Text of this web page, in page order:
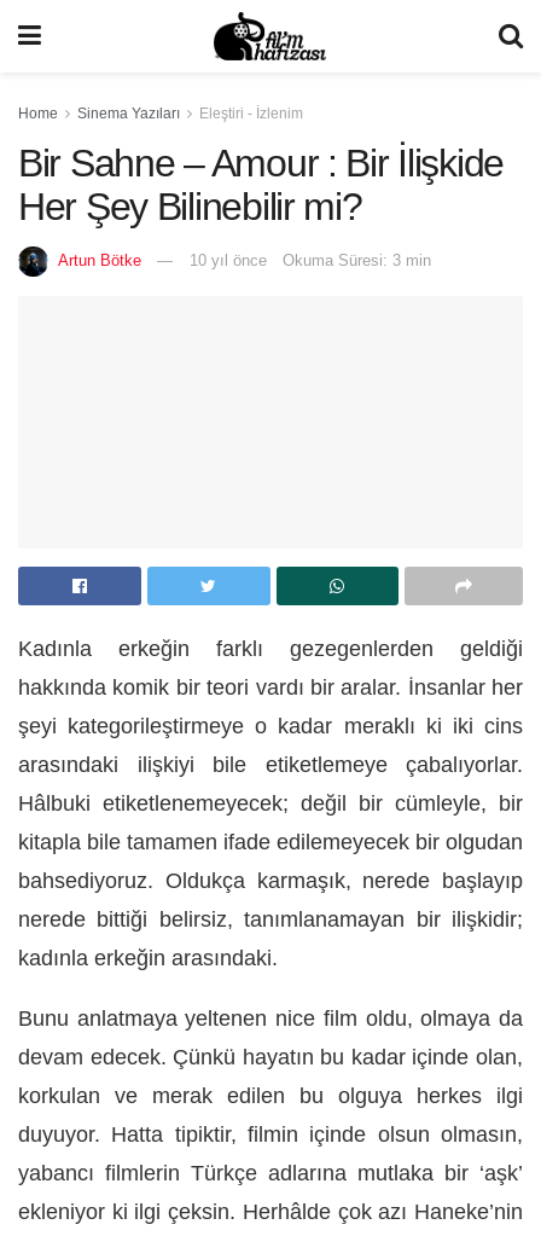
Home Sinema Yazıları Eleştiri - İzlenim
Bir Sahne – Amour : Bir İlişkide
Her Şey Bilinebilir mi?
Artun Bötke 10 yıl önce Okuma Süresi: 3 min
Kadınla erkeğin farklı gezegenlerden geldiği
hakkında komik bir teori vardı bir aralar. İnsanlar her
şeyi kategorileştirmeye o kadar meraklı ki iki cins
arasındaki ilişkiyi bile etiketlemeye çabalıyorlar.
Hâlbuki etiketlenemeyecek; değil bir cümleyle, bir
kitapla bile tamamen ifade edilemeyecek bir olgudan
bahsediyoruz. Oldukça karmaşık, nerede başlayıp
nerede bittiği belirsiz, tanımlanamayan bir ilişkidir;
kadınla erkeğin arasındaki.
Bunu anlatmaya yeltenen nice film oldu, olmaya da
devam edecek. Çünkü hayatın bu kadar içinde olan,
korkulan ve merak edilen bu olguya herkes ilgi
duyuyor. Hatta tipiktir, filmin içinde olsun olmasın,
yabancı filmlerin Türkçe adlarına mutlaka bir ‘aşk’
ekleniyor ki ilgi çeksin. Herhâlde çok azı Haneke’nin